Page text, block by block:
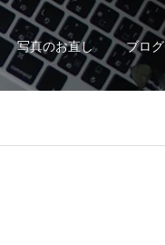
写真のお直し ブログ